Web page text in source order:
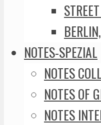
NOTES-SPEZIAL
NOTES
NOTES OF
NOTES